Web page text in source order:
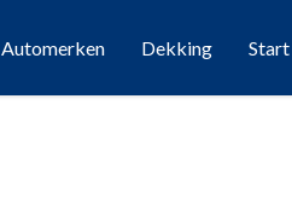
Automerken Dekking